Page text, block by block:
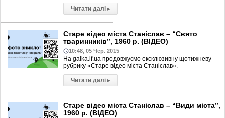
Читати далі ▸
Старе відео міста Станіслав – “Свято
тваринників”, 1960 р. (ВІДЕО)
10:48, 05 Чер. 2015
На galka.if.ua продовжуємо ексклюзивну щотижневу
рубрику «Старе відео міста Станіслав».
Читати далі ▸
Старе відео міста Станіслав – “Види міста”,
1960 р. (ВІДЕО)